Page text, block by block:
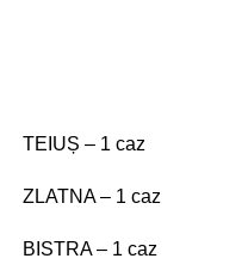
TEIUȘ – 1 caz
ZLATNA – 1 caz
BISTRA – 1 caz